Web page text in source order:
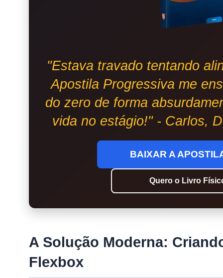
"Estava travado tentando
Apostila Progressiva me
do zero de forma
vida no estágio!" - Carlos,
BAIXAR A
Quero o Livro
A Solução Moderna:
Flexbox